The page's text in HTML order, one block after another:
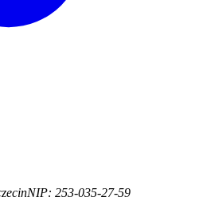
NIP: 253-035-27-59